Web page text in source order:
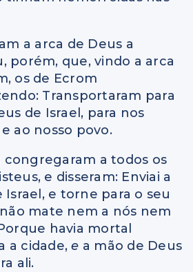
a arca de Deus a
porém, que, vindo a arca
os de Ecrom
Transportaram para
de Israel, para nos
ao nosso povo.
congregaram a todos os
e disseram: Enviai a
Israel, e torne para o seu
mate nem a nós nem
havia mortal
a cidade,e a mão de Deus
ali.